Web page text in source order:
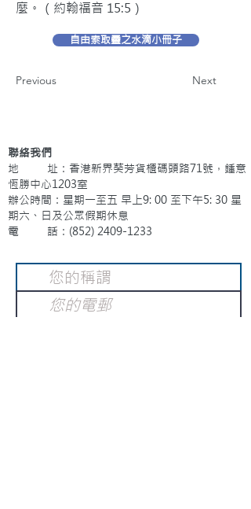
麼。（約翰福音 15:5）
自由索取靈之水滴小冊子
Previous Next
聯絡我們
地 址：香港新界葵芳貨櫃碼頭路71號，鍾意
恆勝中心1203室
辦公時間：星期一至五 早上9: 00 至下午5: 30 星
期六、日及公眾假期休息
電 話：(852) 2409-1233